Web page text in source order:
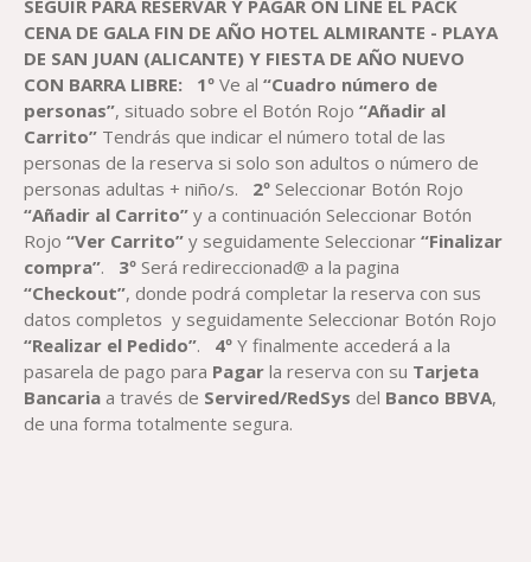
SEGUIR PARA RESERVARY PAGAR ON LINE EL PACK
CENA DE GALA FIN DE AÑO HOTEL ALMIRANTE - PLAYA
DE SAN JUAN (ALICANTE) Y FIESTA DEAÑO NUEVO
CON BARRA LIBRE:
1º Ve al“Cuadro número de
personas”, situado sobre el Botón Rojo“Añadir al
Carrito” Tendrás que indicar el número total de las
personas de la reserva si solo son adultos o número de
personas adultas + niño/s. 2º Seleccionar Botón Rojo
“Añadir al Carrito” y a continuación Seleccionar Botón
Rojo“Ver Carrito” y seguidamente Seleccionar“Finalizar
compra”. 3ºSerá redireccionad@ a la pagina
“Checkout”, donde podrá completar la reserva con sus
datos completos y seguidamente Seleccionar Botón Rojo
“Realizar el Pedido”. 4º Y finalmente accederá a la
pasarela de pago para Pagar la reserva con su Tarjeta
Bancaria a través de Servired/RedSys del Banco BBVA,
de una forma totalmente segura.